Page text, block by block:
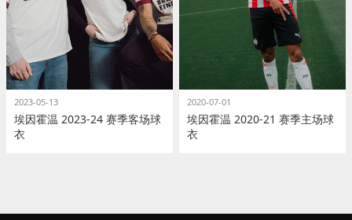
2023-05-13
埃因霍温 2023-24 赛季客场球
衣
2020-07-01
埃因霍温 2020-21 赛季主场球
衣